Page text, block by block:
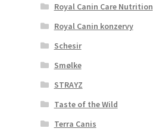
Royal Canin Care Nutrition
Royal Canin konzervy
Schesir
Smølke
STRAYZ
Taste of the Wild
Terra Canis